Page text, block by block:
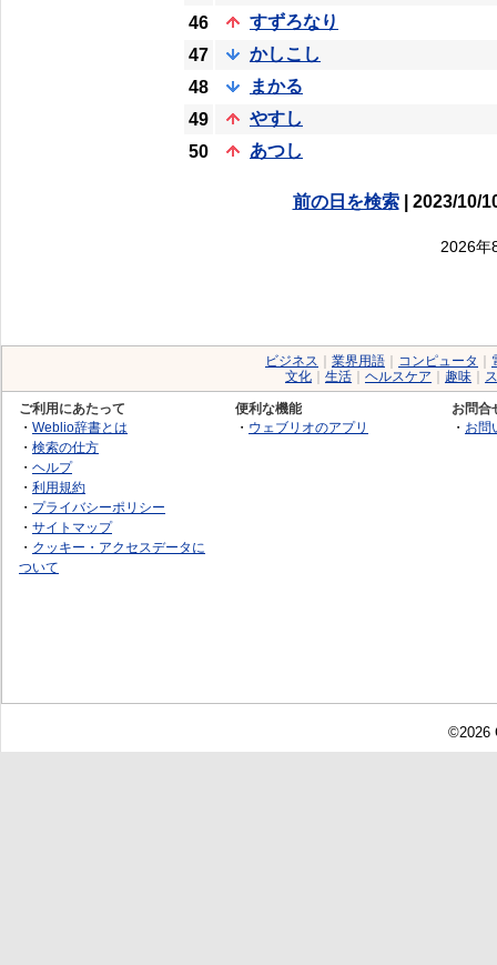
46
すずろなり
47
かしこし
48
まかる
49
やすし
50
あつし
前の日を検索| 2023/10/
2026年
ビジネス 業界用語 コンピュータ
文化
生活 ヘルスケア 趣味
ご利用にあたって
・ Weblio辞書とは
・ 検索の仕方
・ ヘルプ
・ 利用規約
・ プライバシーポリシー
・ サイトマップ
・ クッキー・アクセスデータに
ついて
便利な機能
・ ウェブリオのアプリ
お問合
・ お問
©2026